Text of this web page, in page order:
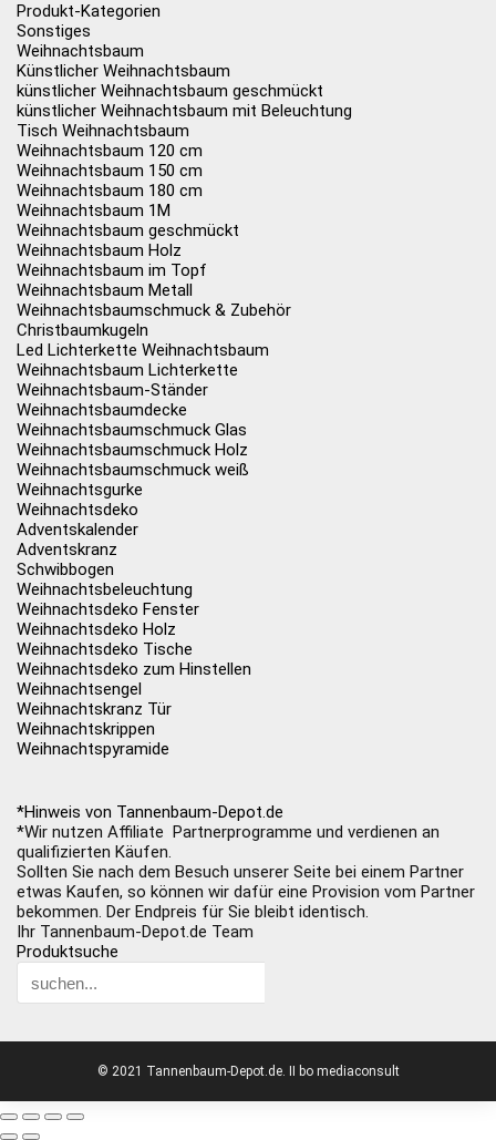
Produkt-Kategorien
Sonstiges
Weihnachtsbaum
Künstlicher Weihnachtsbaum
künstlicher Weihnachtsbaum geschmückt
künstlicher Weihnachtsbaum mit Beleuchtung
Tisch Weihnachtsbaum
Weihnachtsbaum 120 cm
Weihnachtsbaum 150 cm
Weihnachtsbaum 180 cm
Weihnachtsbaum 1M
Weihnachtsbaum geschmückt
Weihnachtsbaum Holz
Weihnachtsbaum im Topf
Weihnachtsbaum Metall
Weihnachtsbaumschmuck & Zubehör
Christbaumkugeln
Led Lichterkette Weihnachtsbaum
Weihnachtsbaum Lichterkette
Weihnachtsbaum-Ständer
Weihnachtsbaumdecke
Weihnachtsbaumschmuck Glas
Weihnachtsbaumschmuck Holz
Weihnachtsbaumschmuck weiß
Weihnachtsgurke
Weihnachtsdeko
Adventskalender
Adventskranz
Schwibbogen
Weihnachtsbeleuchtung
Weihnachtsdeko Fenster
Weihnachtsdeko Holz
Weihnachtsdeko Tische
Weihnachtsdeko zum Hinstellen
Weihnachtsengel
Weihnachtskranz Tür
Weihnachtskrippen
Weihnachtspyramide
*Hinweis von Tannenbaum-Depot.de
*Wir nutzen Affiliate Partnerprogramme und verdienen an
qualifizierten Käufen.
Sollten Sie nach dem Besuch unserer Seite bei einem Partner
etwas Kaufen, so können wir dafür eine Provision vom Partner
bekommen. Der Endpreis für Sie bleibt identisch.
Ihr Tannenbaum-Depot.de Team
Produktsuche
© 2021 Tannenbaum-Depot.de. II bo mediaconsult